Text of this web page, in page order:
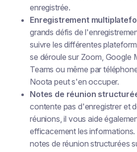
enregistrée.
Enregistrement
grands défis de
suivre les différentes
se déroule sur Zoom, Google
Teams ou même par
Noota peut s'en occuper.
Notes de réunion
contente pas d'enregistrer et
réunions, il vous aide
efficacement les informations.
notes de réunion structurées